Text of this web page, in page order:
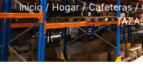
Inicio/Hogar/Cafeteras/